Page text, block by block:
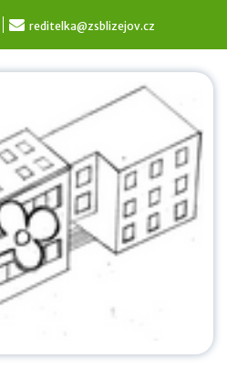
reditelka@zsblizejov.cz